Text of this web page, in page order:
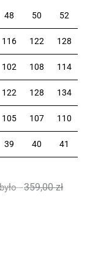
48 50 52
116 122 128
102 108 114
122 128 134
105 107 110
39 40 41
359,00zł